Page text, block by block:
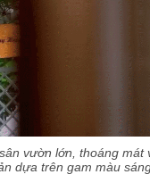
vườn lớn, thoáng mát
dựa trên gam màu